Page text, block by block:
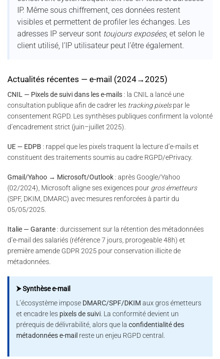
IP. Même sous chiffrement, ces données restent
visibles et permettent de profiler les échanges. Les
adresses IP serveur sont toujours exposées, et selon le
client utilisé, l’IP utilisateur peut l’être également.
Actualités récentes — e-mail (2024→2025)
CNIL — Pixels de suivi dans les e-mails : la CNIL a lancé une
consultation publique afin de cadrer les tracking pixelspar le
consentement RGPD. Les synthèses publiques confirment la volonté
d’encadrement strict (juin–juillet 2025).
UE — EDPB : rappel que les pixels traquent la lecture d’e-mails et
constituent des traitements soumis au cadre RGPD/ePrivacy.
Gmail/Yahoo → Microsoft/Outlook : après Google/Yahoo
(02/2024), Microsoft aligne ses exigences pour gros émetteurs
(SPF, DKIM, DMARC) avec mesures renforcées à partir du
05/05/2025.
Italie — Garante : durcissement sur la rétention des métadonnées
d’e-mail des salariés (référence 7 jours, prorogeable 48h) et
première amende GDPR 2025 pour conservation illicite de
métadonnées.
⮞ Synthèse e-mail
L’écosystème impose DMARC/SPF/DKIM aux gros émetteurs
et encadre les pixels de suivi . La conformité devient un
prérequis de délivrabilité, alors que laconfidentialité des
métadonnées e-mail reste un enjeu RGPD central.